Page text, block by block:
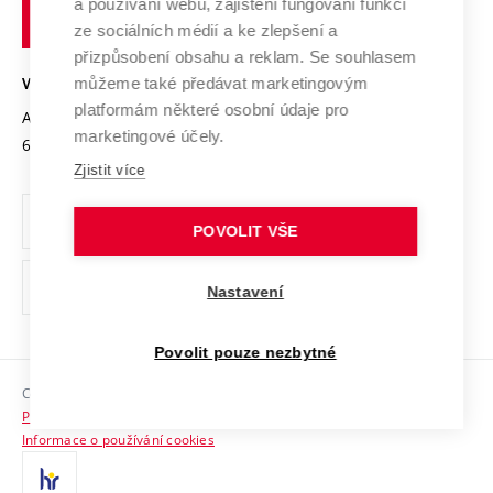
Open Science
Projekty
Projekty ze strukturálních fondů
Specifický výzkum
Mezinárodní dohody
Univerzitní sítě
Podnikavá univerzita / ContriBUTe
Bezpečná univerzita
Vyznamenání
Organizační struktura
Ochrana osobních údajů
odkaz)
Sociální bezpečí
HR Award
technické
VYSOKÉ UČENÍ TECHNICKÉ V BRNĚ
Antonínská 548/1
602 00 Brno
www.vut.cz
vut@vutbr.cz
Copyright © 2026 VUT
Prohlášení o přístupnosti
Informace o používání cookies
a používání webu, zajištění fungování funkcí
ze sociálních médií a ke zlepšení a
přizpůsobení obsahu a reklam. Se souhlasem
můžeme také předávat marketingovým
platformám některé osobní údaje pro
marketingové účely.
Zjistit více
POVOLIT VŠE
Nastavení
Povolit pouze nezbytné